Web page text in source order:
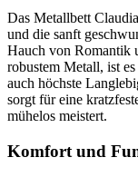
Das Metallbett
und die sanft
Hauch von Romantik
robustem Metall, ist
auch höchste
sorgt für eine
mühelos meistert.
Komfort und